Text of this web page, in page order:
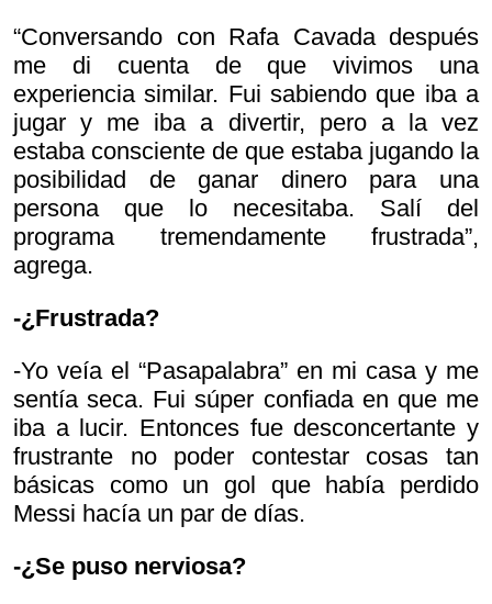
“Conversando con Rafa Cavada después
me di cuenta de que vivimos una
experiencia similar. Fui sabiendo que iba a
jugar y me iba a divertir, pero a la vez
estaba consciente de que estaba jugando la
posibilidad de ganar dinero para una
persona que lo necesitaba. Salí del
programa tremendamente frustrada”,
agrega.
-¿Frustrada?
-Yo veía el “Pasapalabra” en mi casa y me
sentía seca. Fui súper confiada en que me
iba a lucir. Entonces fue desconcertante y
frustrante no poder contestar cosas tan
básicas como un gol que había perdido
Messi hacía un par de días.
-¿Se puso nerviosa?